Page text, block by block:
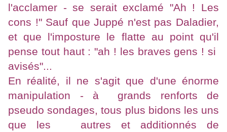
l'acclamer - se serait exclamé "Ah ! Les
cons !" Sauf que Juppé n'est pas Daladier,
et que l'imposture le flatte au point qu'il
pense tout haut : "ah ! les braves gens ! si
avisés"...
En réalité, il ne s'agit que d'une énorme
manipulation - à grands renforts de
pseudo sondages, tous plus bidons les uns
que les autres et additionnés de